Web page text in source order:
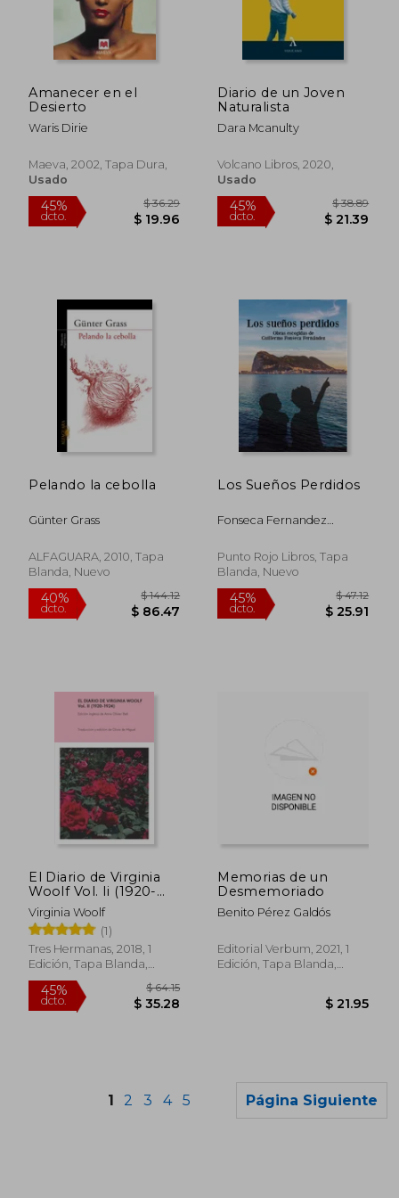
45%
dcto.
45%
dcto.
dcto. $ 24.22 dcto.
Amanecer en el
Desierto
Waris Dirie
Maeva, 2002, Tapa Dura,
Usado
Diario de un Joven
Naturalista
Dara Mcanulty
Volcano Libros, 2020,
Usado
Pelando la cebolla
Günter Grass
ALFAGUARA, 2010, Tapa
Blanda, Nuevo
Los Sueños Perdidos
Fonseca Fernandez
Punto Rojo Libros, Tapa
Blanda, Nuevo
El Diario de Virginia
Woolf Vol. Ii (1920-
1924)
Virginia Woolf
(1)
Tres Hermanas, 2018, 1
Edición, Tapa Blanda,
Nuevo
Memorias de un
Desmemoriado
Benito Pérez Galdós
Editorial Verbum, 2021, 1
Edición, Tapa Blanda,
1 2 3 4 5 Página Siguiente